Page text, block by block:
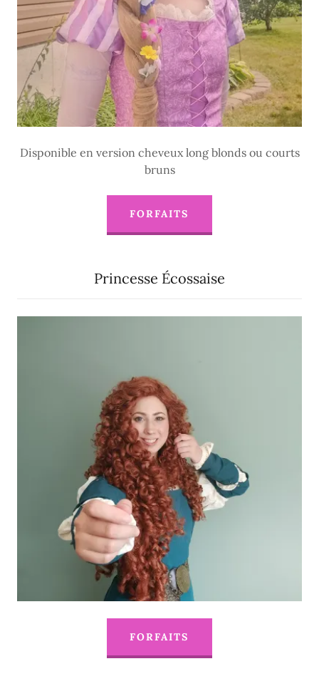
Disponible en version cheveux long blonds ou courts
bruns
FORFAITS
Princesse Écossaise
FORFAITS